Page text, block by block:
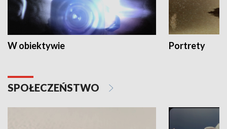
W obiektywie Portrety
SPOŁECZEŃSTWO